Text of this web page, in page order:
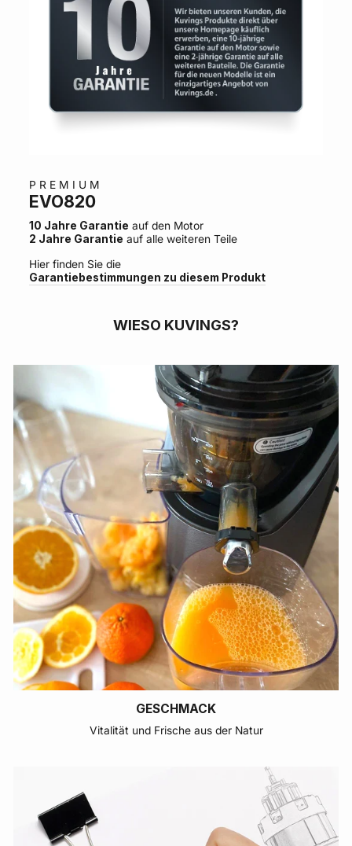
PREMIUM
EVO820
10 Jahre Garantie auf den Motor
2 Jahre Garantie auf alle weiteren Teile
Hier finden Sie die
Garantiebestimmungen zu diesem Produkt
WIESO KUVINGS?
GESCHMACK
Vitalität und Frische aus der Natur